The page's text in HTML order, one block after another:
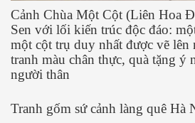
Cảnh Chùa Một Cột (Liên Hoa
Sen với lối kiến trúc độc đáo:
một cột trụ duy nhất được vẽ lên
tranh màu chân thực, quà tặng ý
người thân
Tranh gốm sứ cảnh làng quê Hà